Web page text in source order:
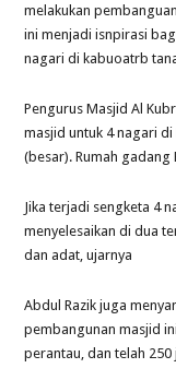
melakukan
ini menjadi isnpirasi
nagari di kabuoatrb
Pengurus Masjid Al
masjid untuk 4 nagari di
(besar). Rumah
Jika terjadi sengketa 4
menyelesaikan di dua
dan adat, ujarnya
Abdul Razik juga
pembangunan masjid
perantau, dan telah 250